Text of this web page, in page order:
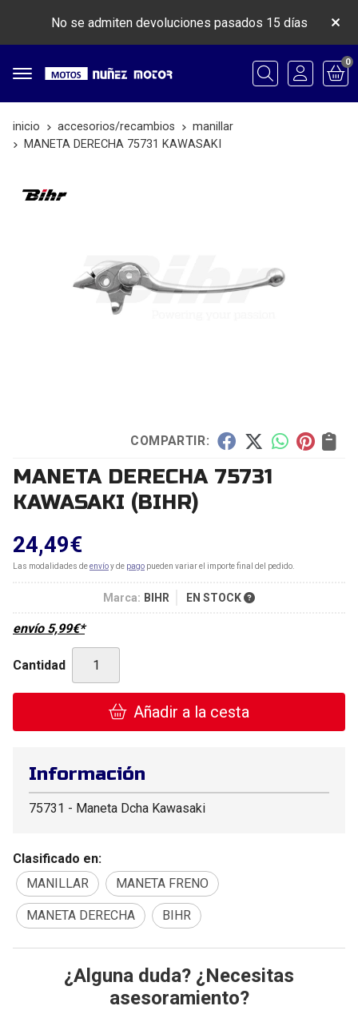
No se admiten devoluciones pasados 15 días
Buscar
0
inicio accesorios/recambios
manillar
MANETA DERECHA 75731 KAWASAKI
COMPARTIR:
MANETA DERECHA 75731
KAWASAKI (BIHR)
24,49€
Las modalidades deenvíoy de pago pueden variar el importe final del pedido.
Marca: BIHR EN STOCK
envío 5,99€*
Cantidad
Añadir a la cesta
Información
75731 - Maneta Dcha Kawasaki
Clasificado en:
MANILLAR
MANETA FRENO
MANETA DERECHA BIHR
¿Alguna duda? ¿Necesitas
asesoramiento?